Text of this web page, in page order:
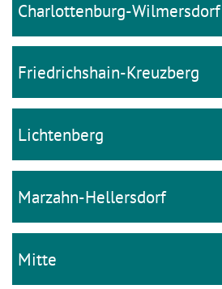
Charlottenburg-Wilmersdorf
Friedrichshain-Kreuzberg
Lichtenberg
Marzahn-Hellersdorf
Mitte